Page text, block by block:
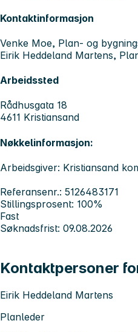
Kontaktinformasjon
Venke Moe, Plan- og
Eirik Heddeland Martens,
Arbeidssted
Rådhusgata 18
4611 Kristiansand
Nøkkelinformasjon:
Arbeidsgiver: Kristiansand
Referansenr.: 5126483171
Stillingsprosent: 100%
Fast
Søknadsfrist: 09.08.2026
Kontaktpersoner
Eirik Heddeland Martens
Planleder